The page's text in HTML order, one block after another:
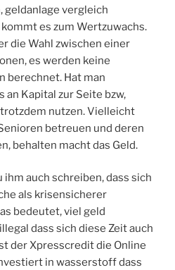
geldanlage vergleich
es zum Wertzuwachs.
die Wahl zwischen einer
es werden keine
berechnet. Hat man
Kapital zur Seite bzw,
nutzen. Vielleicht
betreuen und deren
behalten macht das Geld.
auch schreiben, dass sich
als krisensicherer
bedeutet, viel geld
dass sich diese Zeit auch
der Xpresscredit die Online
in wasserstoff dass